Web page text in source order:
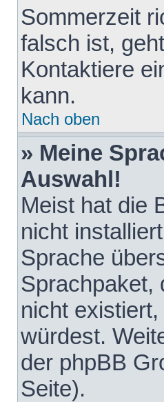
Sommerzeit
falsch ist,
Kontaktiere
kann.
Nach oben
» Meine
Auswahl!
Meist hat die
nicht
Sprache
Sprachpaket,
nicht
würdest.
der phpBB
Seite).